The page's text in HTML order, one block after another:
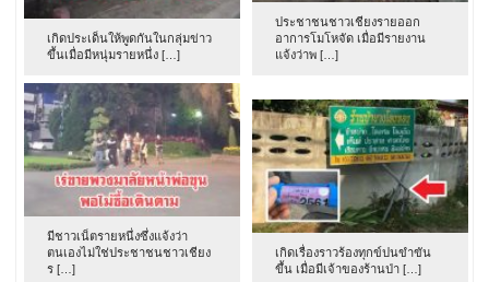
เกิดประเด็นให้พูดกันในกลุ่มข่าว
ขึ้นเมื่อมีหนุ่มรายหนึ่ง […]
ประชาชนชาวเชียงรายออก
อาการโมโหจัด เมื่อมีรายงาน
แจ้งว่าพ […]
มีชาวเน็ตรายหนึ่งซึ่งแจ้งว่า
ตนเองไม่ใช่ประชาชนชาวเชียง
ร […]
เกิดเรื่องราวร้องทุกข์ปนขำขัน
ขึ้น เมื่อมีเจ้าของร้านป่า […]